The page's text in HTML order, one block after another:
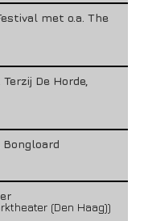
met o.a. The
De Horde,
Bongloard
(Den Haag))